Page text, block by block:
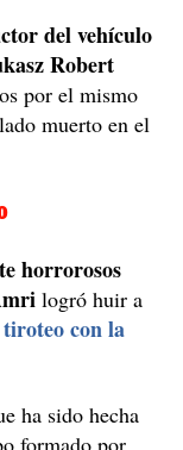
del vehículo
Robert
por el mismo
muerto en el
horrorosos
logró huir a
con la
ha sido hecha
formado por